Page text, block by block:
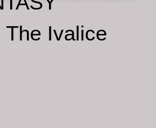
The Ivalice